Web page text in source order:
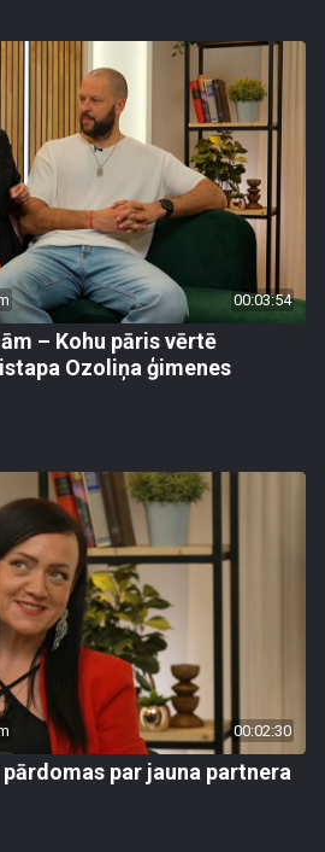
00:03:54
– Kohu pāris vērtē
Ozoliņa ģimenes
00:02:30
par jauna partnera